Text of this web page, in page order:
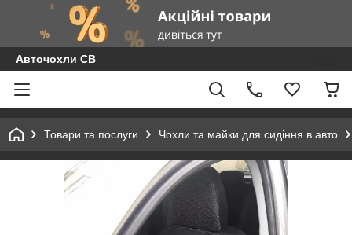
Авточохли СВ
Товари та послуги Чохли та майки для сидіння в авто